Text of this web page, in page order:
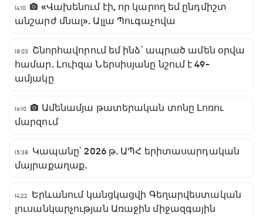
14:10
«Վախենում էի, որ կարող եմ ընդմիշտ
անշարժ մնալ». Ալլա Պուգաչովա
18:03
Շնորհավորում եմ ինձ՝ ապրած ամեն օրվա
համար. Լուիզա Ներսիսյանը նշում է 49-
ամյակը
16:10
Ամենամյա թատերական տոնը Լոռու
մարզում
15:38
Կապանը՝ 2026 թ. ԱՊՀ երիտասարդական
մայրաքաղաք.
14:22
Երևանում կանցկացվի Գեղարվեստական
լուսանկարչության Առաջին միջազգային